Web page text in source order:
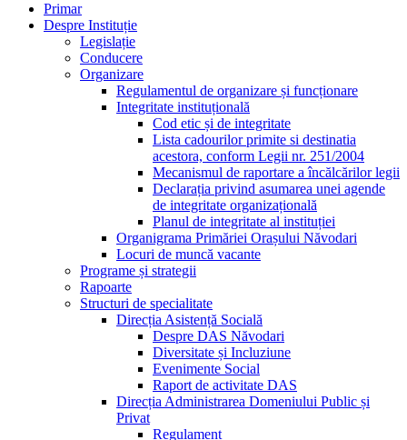
Primar
Despre Instituție
Legislație
Conducere
Organizare
Regulamentul de organizare și funcționare
Integritate instituțională
Cod etic și de integritate
Lista cadourilor primite si destinatia
acestora, conform Legii nr. 251/2004
Mecanismul de raportare a încălcărilor legii
Declarația privind asumarea unei agende
de integritate organizațională
Planul de integritate al instituției
Organigrama Primăriei Orașului Năvodari
Locuri de muncă vacante
Programe și strategii
Rapoarte
Structuri de specialitate
Direcția Asistență Socială
Despre DAS Năvodari
Diversitate și Incluziune
Evenimente Social
Raport de activitate DAS
Direcția Administrarea Domeniului Public și
Privat
Regulament